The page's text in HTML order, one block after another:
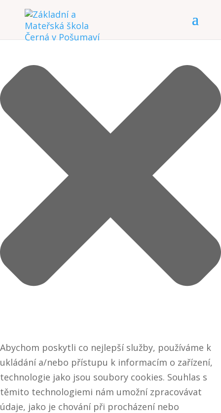
Spravovat Souhlas
Abychom poskytli co nejlepší služby, používáme k
ukládání a/nebo přístupu k informacím o zařízení,
technologie jako jsou soubory cookies. Souhlas s
těmito technologiemi nám umožní zpracovávat
údaje, jako je chování při procházení nebo